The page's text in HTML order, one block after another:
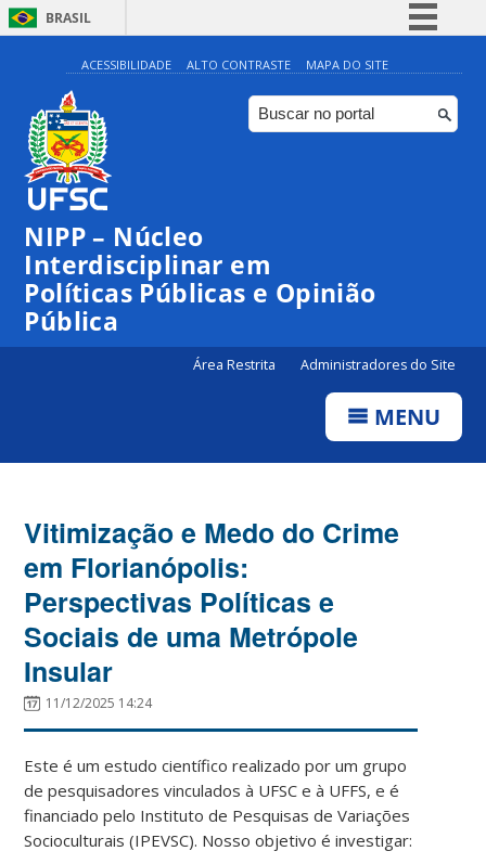
BRASIL
Simplifique!
Comunica BR
Participe
ACESSIBILIDADE ALTO CONTRASTE MAPA DO SITE
NIPP – Núcleo
Interdisciplinar em
Políticas Públicas e Opinião
Pública
Área Restrita Administradores do Site
MENU
Vitimização e Medo do Crime
em Florianópolis:
Perspectivas Políticas e
Sociais de uma Metrópole
Insular
11/12/2025 14:24
Este é um estudo científico realizado por um grupo
de pesquisadores vinculados à UFSC e à UFFS, e é
financiado pelo Instituto de Pesquisas de Variações
Socioculturais (IPEVSC). Nosso objetivo é investigar: